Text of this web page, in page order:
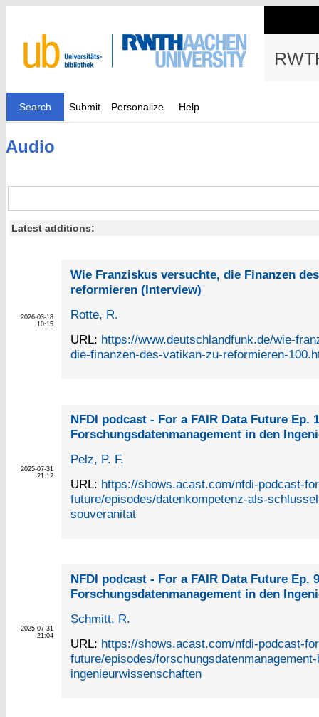
Search Submit Personalize Help
Audio
Latest additions:
2026-03-18
10:15
Wie Franziskus versuchte, die Finanzen
reformieren (Interview)
Rotte, R.
URL: https://www.deutschlandfunk.de/wie-
die-finanzen-des-vatikan-zu-reformieren-
2025-07-31
21:12
NFDI podcast - For a FAIR Data Future Ep.
Forschungsdatenmanagement in den
Pelz, P. F.
URL: https://shows.acast.com/nfdi-podcast-
future/episodes/datenkompetenz-als-
souveranitat
2025-07-31
21:04
NFDI podcast - For a FAIR Data Future Ep. 9
Forschungsdatenmanagement in den
Schmitt, R.
URL: https://shows.acast.com/nfdi-podcast-
future/episodes/
ingenieurwissenschaften